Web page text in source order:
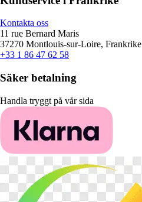
Kontakta oss
11 rue Bernard Maris
37270 Montlouis-sur-Loire, Frankrike
+33 1 86 47 62 58
Säker betalning
Handla tryggt på vår sida